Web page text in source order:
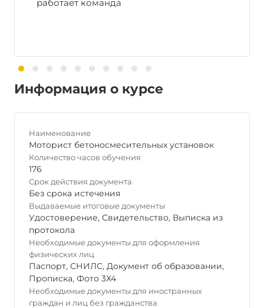
работает команда
Информация о курсе
Наименование
Моторист бетоносмесительных установок
Количество часов обучения
176
Срок действия документа
Без срока истечения
Выдаваемые итоговые документы
Удостоверение, Свидетельство, Выписка из
протокола
Необходимые документы для оформления
физических лиц
Паспорт, СНИЛС, Документ об образовании,
Прописка, Фото 3Х4
Необходимые документы для иностранных
граждан и лиц без гражданства